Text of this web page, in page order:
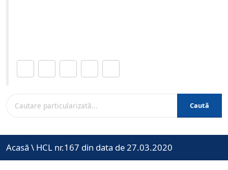
Caută
Acasă \ HCL nr.167 din data de 27.03.2020